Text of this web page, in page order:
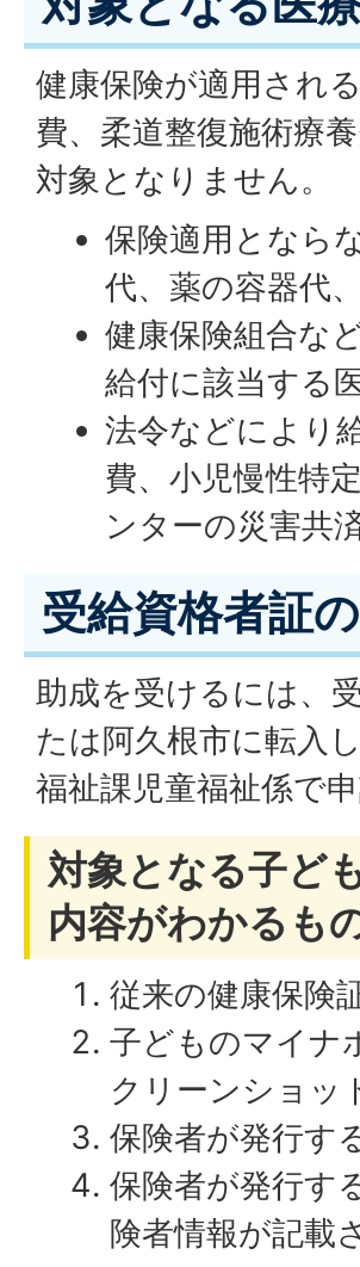
健康保険が適用され
費、柔道整復施術療
対象となりません。
保険適用となら
代、薬の容器代
健康保険組合な
給付に該当する
法令などにより
費、小児慢性特
ンターの災害共
受給資格者証
助成を受けるには、
たは阿久根市に転入
福祉課児童福祉係で
対象となる子ど
内容がわかるも
従来の健康保険
子どものマイナ
クリーンショッ
保険者が発行す
保険者が発行す
険者情報が記載